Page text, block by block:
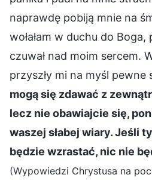
naprawdę pobiją mnie na
wołałam w duchu do
czuwał nad moim sercem.
przyszły mi na myśl pewne
mogą się zdawać z
lecz nie obawiajcie się,
waszej słabej wiary. Jeśli
będzie wzrastać, nic nie
(Wypowiedzi Chrystusa na